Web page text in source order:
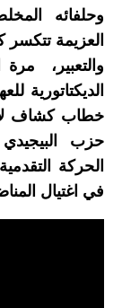
وحلفائه
العزيمة
والتعبير،
الديكتاتورية
خطاب كشاف
حزب
الحركة
في اغتيال